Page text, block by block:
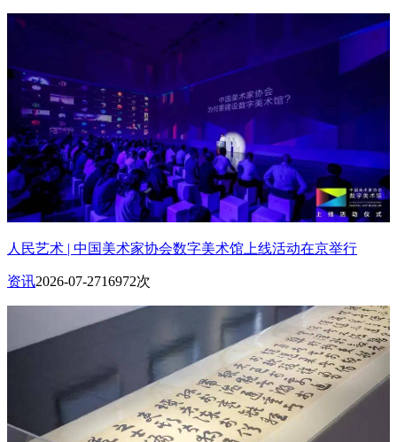
人民艺术 | 中国美术家协会数字美术馆上线活动在京举行
资讯2026-07-2716972次